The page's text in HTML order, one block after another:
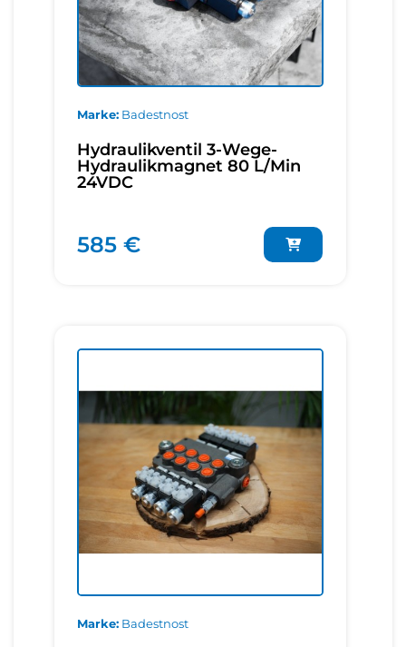
Marke Badestnost
Hydraulikventil 3-Wege-
Hydraulikmagnet 80 L/Min
24VDC
585 €
Marke Badestnost